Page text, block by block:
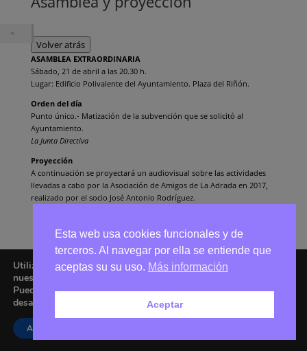
Volver atrás
ASAMBLEA EXTRAORDINARIA
Sábado, 21 de abril a las 20.30 h.
Lugar: Edificio Polivalente del Ayuntamiento. Plaza del Riñón.
Orden del día
Punto único.- Matización de la subvención que se solicitó al
Ayuntamiento.
La Junta Directiva
Proyección
A continuación se proyectará un audiovisual sobre las actividades
llevadas a cabo por la Asociación de Amigos de La Adrada en 2017,
realizado por el socio José Antonio Rodríguez.
amigoslaadrada@gmail.com
Utilizamos cookies para ofrecerte la mejor experiencia en
nuestra web.
Puedes aprender más sobre qué cookies utilizamos o
desactivarlas en los
Aceptar
Esta web usa cookies funcionales y de
terceros. Al navegar por ella se entiende que
aceptas su su uso. Más información
Aceptar